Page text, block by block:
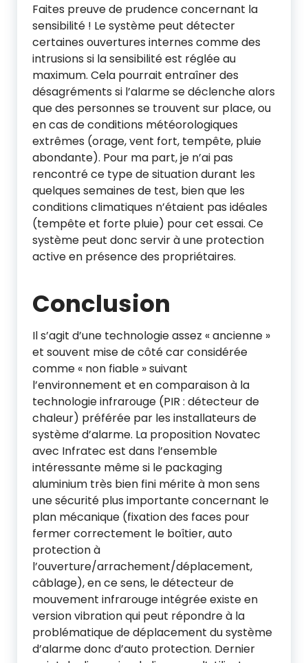
Faites preuve de prudence concernant la
sensibilité ! Le système peut détecter
certaines ouvertures internes comme des
intrusions si la sensibilité est réglée au
maximum. Cela pourrait entraîner des
désagréments si l’alarme se déclenche alors
que des personnes se trouvent sur place, ou
en cas de conditions météorologiques
extrêmes (orage, vent fort, tempête, pluie
abondante). Pour ma part, je n’ai pas
rencontré ce type de situation durant les
quelques semaines de test, bien que les
conditions climatiques n’étaient pas idéales
(tempête et forte pluie) pour cet essai. Ce
système peut donc servir à une protection
active en présence des propriétaires.
Conclusion
Il s’agit d’une technologie assez « ancienne »
et souvent mise de côté car considérée
comme « non fiable » suivant
l’environnement et en comparaison à la
technologie infrarouge (PIR : détecteur de
chaleur) préférée par les installateurs de
système d’alarme. La proposition Novatec
avec Infratec est dans l’ensemble
intéressante même si le packaging
aluminium très bien fini mérite à mon sens
une sécurité plus importante concernant le
plan mécanique (fixation des faces pour
fermer correctement le boîtier, auto
protection à
l’ouverture/arrachement/déplacement,
câblage), en ce sens, le détecteur de
mouvement infrarouge intégrée existe en
version vibration qui peut répondre à la
problématique de déplacement du système
d’alarme donc d’auto protection. Dernier